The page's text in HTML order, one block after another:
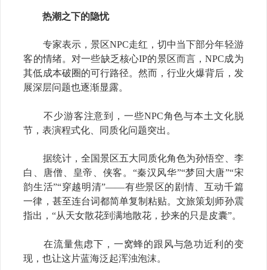
热潮之下的隐忧
专家表示，景区NPC走红，切中当下部分年轻游
客的情绪。对一些缺乏核心IP的景区而言，NPC成为
其低成本破圈的可行路径。然而，行业火爆背后，发
展深层问题也逐渐显露。
不少游客注意到，一些NPC角色与本土文化脱
节，表演程式化、同质化问题突出。
据统计，全国景区五大同质化角色为孙悟空、李
白、唐僧、皇帝、侠客。“秦汉风华”“梦回大唐”“宋
韵生活”“穿越明清”——有些景区的剧情、互动千篇
一律，甚至连台词都简单复制粘贴。文旅策划师孙震
指出，“从天女散花到满地散花，抄来的只是皮囊”。
在流量焦虑下，一窝蜂的跟风与急功近利的变
现，也让这片蓝海泛起浑浊泡沫。